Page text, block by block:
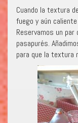
Cuando la textura
fuego y aún
Reservamos un
pasapurés.
para que la textura